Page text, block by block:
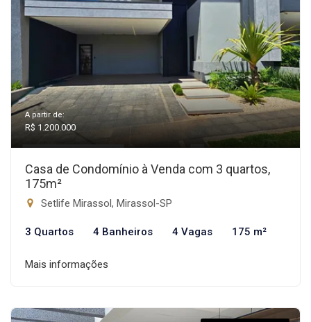
A partir de:
R$ 1.200.000
Casa de Condomínio à Venda com 3 quartos,
175m²
Setlife Mirassol, Mirassol-SP
3 Quartos 4 Banheiros 4 Vagas 175 m²
Mais informações